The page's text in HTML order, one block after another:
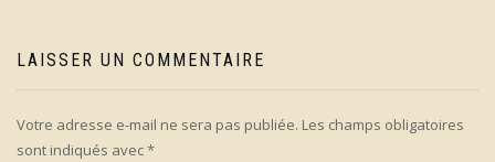
LAISSER UN COMMENTAIRE
Votre adresse e-mail ne sera pas publiée. Les champs obligatoires
sont indiqués avec*